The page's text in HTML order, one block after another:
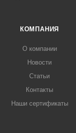
КОМПАНИЯ
О компании
Новости
Статьи
Контакты
Наши сертификаты